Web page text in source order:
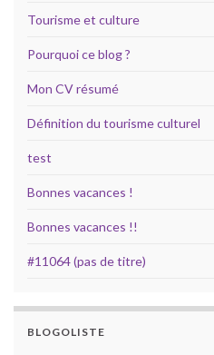
Tourisme et culture
Pourquoi ce blog ?
Mon CV résumé
Définition du tourisme culturel
test
Bonnes vacances !
Bonnes vacances !!
#11064 (pas de titre)
BLOGOLISTE